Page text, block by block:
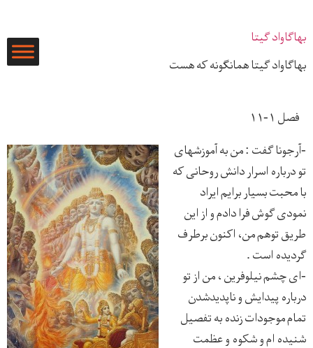
بهاگاواد گیتا
بهاگاواد گیتا همانگونه که هست
فصل ۱-۱۱
-آرجونا گفت : من به آموزشهای
تو درباره اسرار دانش روحانی كه
با محبت بسيار برايم ايراد
نمودی گوش فرا دادم و از اين
طريق توهم من، اكنون برطرف
گرديده است .
-ای چشم نيلوفرين ، من از تو
درباره پيدايش و ناپديدشدن
تمام موجودات زنده به تفصيل
شنيده ام و شكوه و عظمت